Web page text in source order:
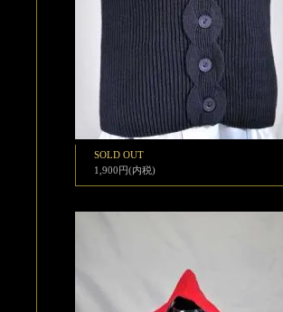
SOLD OUT
1,900円(内税)